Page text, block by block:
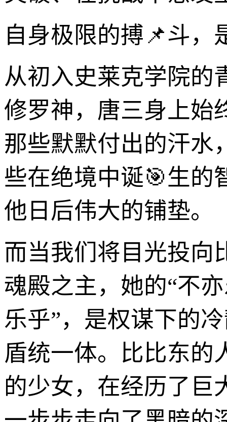
自身极限的搏📌斗，
从初入史莱克学院的
修罗神，唐三身上始
那些默默付出的汗水
些在绝境中诞🎯生的
他日后伟大的铺垫。
而当我们将目光投向
魂殿之主，她的“不
乐乎”，是权谋下的
盾统一体。比比东的
的少女，在经历了巨